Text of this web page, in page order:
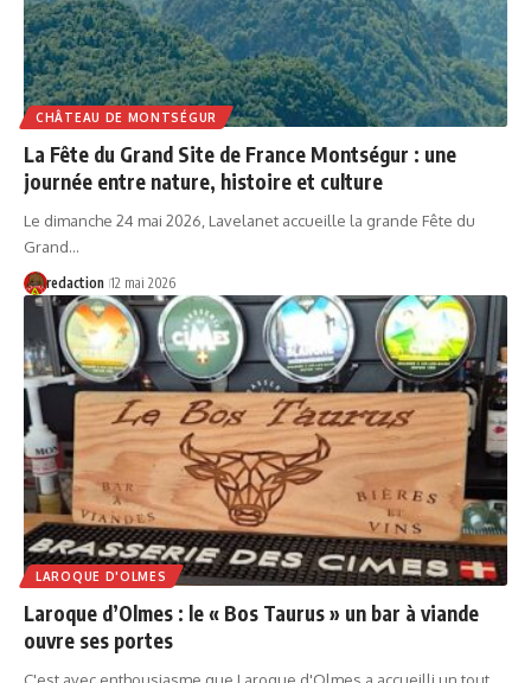
CHÂTEAU DE MONTSÉGUR
La Fête du Grand Site de France Montségur : une
journée entre nature, histoire et culture
Le dimanche 24 mai 2026, Lavelanet accueille la grande Fête du
Grand…
redaction 12 mai 2026
LAROQUE D'OLMES
Laroque d’Olmes : le « Bos Taurus » un bar à viande
ouvre ses portes